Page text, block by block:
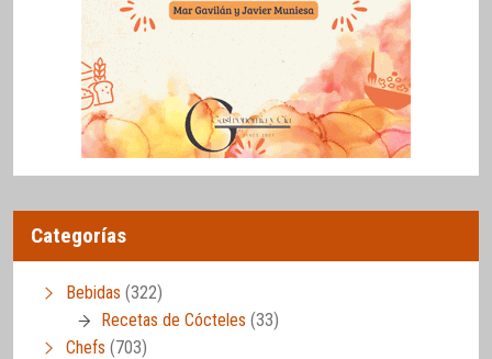
Categorías
Bebidas (322)
Recetas de Cócteles (33)
Chefs (703)